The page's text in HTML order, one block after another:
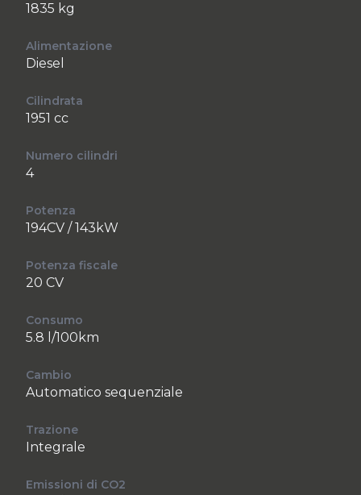
1835 kg
Alimentazione
Diesel
Cilindrata
1951 cc
Numero cilindri
4
Potenza
194CV / 143kW
Potenza fiscale
20 CV
Consumo
5.8 l/100km
Cambio
Automatico sequenziale
Trazione
Integrale
Emissioni di CO2